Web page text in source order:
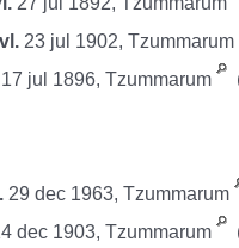
23 jul 1902, Tzummarum
17 jul 1896, Tzummarum
29 dec 1963, Tzummarum
dec 1903, Tzummarum